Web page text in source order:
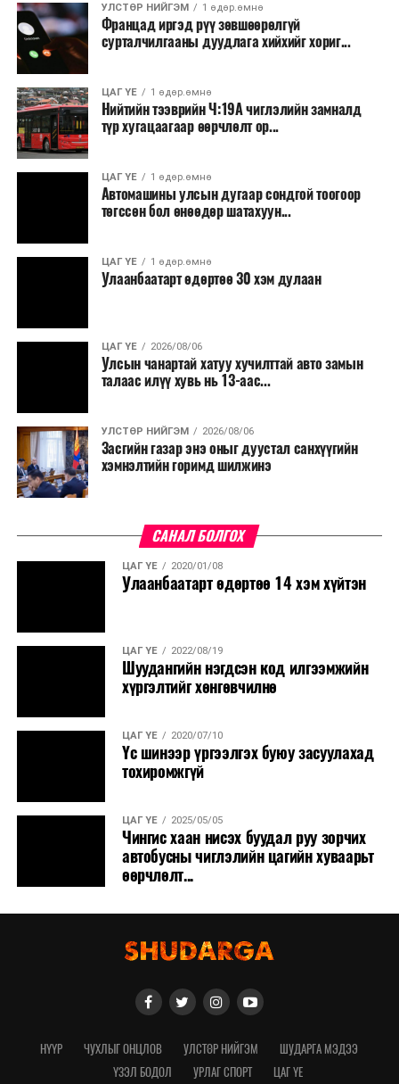
УЛСТӨР НИЙГЭМ 1 өдөр.өмнө
Францад иргэд рүү зөвшөөрөлгүй
сурталчилгааны дуудлага хийхийг хориг...
ЦАГ ҮЕ 1 өдөр.өмнө
Нийтийн тээврийн Ч:19А чиглэлийн замналд
түр хугацаагаар өөрчлөлт ор...
ЦАГ ҮЕ 1 өдөр.өмнө
Автомашины улсын дугаар сондгой тоогоор
төгссөн бол өнөөдөр шатахуун...
ЦАГ ҮЕ 1 өдөр.өмнө
Улаанбаатарт өдөртөө 30 хэм дулаан
ЦАГ ҮЕ 2026/08/06
Улсын чанартай хатуу хучилттай авто замын
талаас илүү хувь нь 13-аас...
УЛСТӨР НИЙГЭМ 2026/08/06
Засгийн газар энэ оныг дуустал санхүүгийн
хэмнэлтийн горимд шилжинэ
САНАЛ БОЛГОХ
ЦАГ ҮЕ 2020/01/08
Улаанбаатарт өдөртөө 14 хэм хүйтэн
ЦАГ ҮЕ 2022/08/19
Шуудангийн нэгдсэн код илгээмжийн
хүргэлтийг хөнгөвчилнө
ЦАГ ҮЕ 2020/07/10
Үс шинээр үргээлгэх буюу засуулахад
тохиромжгүй
ЦАГ ҮЕ 2025/05/05
Чингис хаан нисэх буудал руу зорчих
автобусны чиглэлийн цагийн хуваарьт
өөрчлөлт...
НҮҮР ЧУХЛЫГ ОНЦЛОВ УЛСТӨР НИЙГЭМ
ШУДАРГА МЭДЭЭ
ҮЗЭЛ БОДОЛ
УРЛАГ СПОРТ ЦАГ ҮЕ